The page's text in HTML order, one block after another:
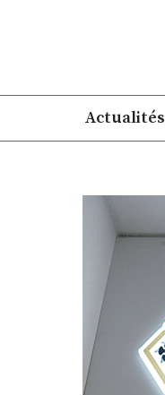
Actualités